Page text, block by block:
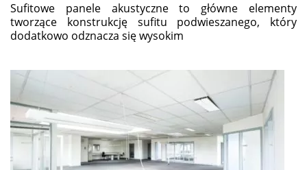
Sufitowe panele akustyczne to główne elementy
tworzące konstrukcję sufitu podwieszanego, który
dodatkowo odznacza się wysokim